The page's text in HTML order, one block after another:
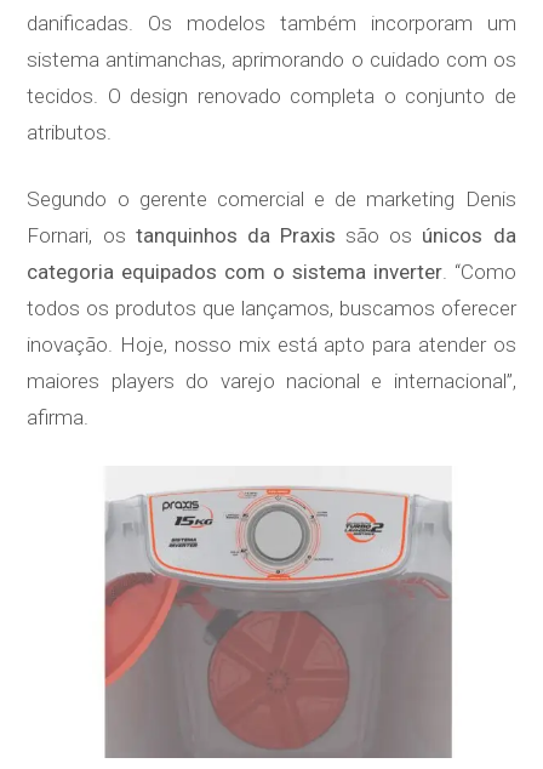
danificadas. Os modelos também incorporam um
sistema antimanchas, aprimorando o cuidado com os
tecidos. O design renovado completa o conjunto de
atributos.
Segundo o gerente comercial e de marketing Denis
Fornari, os tanquinhos da Praxis são os únicos da
categoria equipados com o sistema inverter. “Como
todos os produtos que lançamos, buscamos oferecer
inovação. Hoje, nosso mix está apto para atender os
maiores players do varejo nacional e internacional”,
afirma.